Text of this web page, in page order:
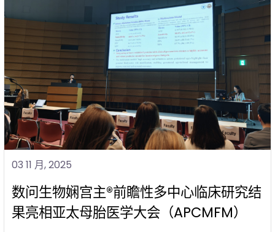
03 11 月, 2025
数问生物娴宫主®前瞻性多中心临床研究结
果亮相亚太母胎医学大会（APCMFM）